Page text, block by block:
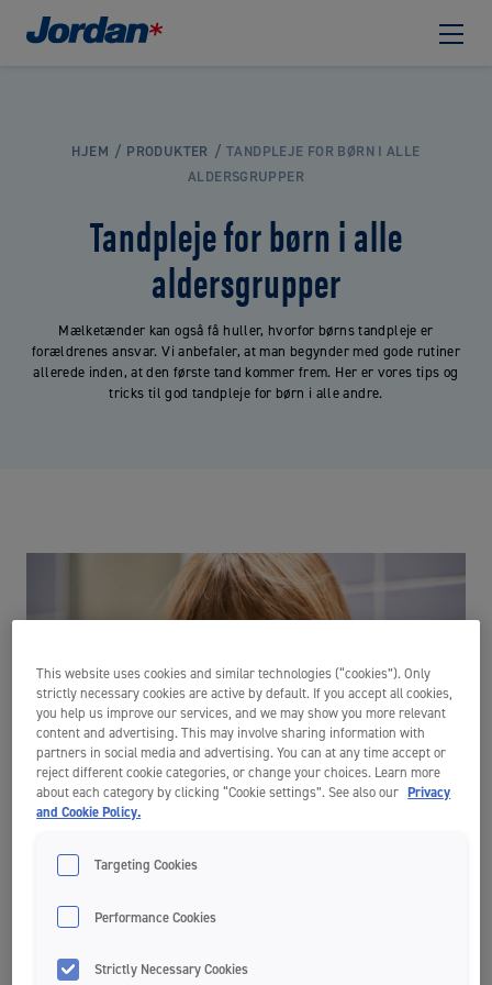
HJEM PRODUKTER
TANDPLEJE FOR BØRN I ALLE
ALDERSGRUPPER
Tandpleje for børn i alle
aldersgrupper
Mælketænder kan også få huller, hvorfor børns tandpleje er
forældrenes ansvar. Vi anbefaler, at man begynder med gode rutiner
allerede inden, at den første tand kommer frem. Her er vores tips og
tricks til god tandpleje for børn i alle andre.
For at sikre god tandpleje for børn, at det vigtigt, at man bruger en
munde kræver små tandbørster med små, bløde børstehår. Desuden
følge anvisningerne om anbefalet mængde af tandpasta. Et fast
This website uses cookies and similar technologies (“cookies”). Only
strictly necessary cookies are active by default. If you accept all cookies,
you help us improve our services, and we may show you more relevant
content and advertising. This may involve sharing information with
partners in social media and advertising. You can at any time accept or
reject different cookie categories, or change your choices. Learn more
about each category by clicking “Cookie settings”. See also our Privacy
and Cookie Policy.
Targeting Cookies
Performance Cookies
Strictly Necessary Cookies